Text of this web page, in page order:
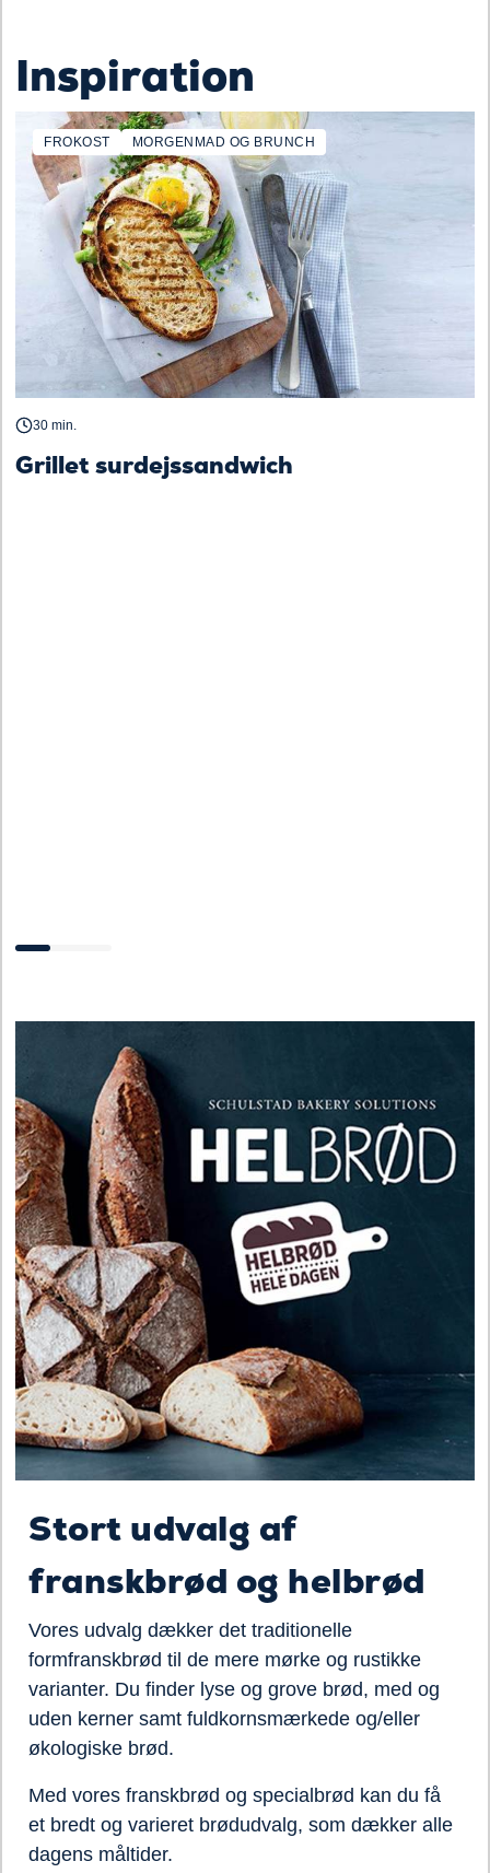
Inspiration
FROKOST MORGENMAD OG BRUNCH
30 min.
Grillet surdejssandwich
Stort udvalg af
franskbrød og helbrød
Vores udvalg dækker det traditionelle
formfranskbrød til de mere mørke og rustikke
varianter. Du finder lyse og grove brød, med og
uden kerner samt fuldkornsmærkede og/eller
økologiske brød.
Med vores franskbrød og specialbrød kan du få
et bredt og varieret brødudvalg, som dækker alle
dagens måltider.